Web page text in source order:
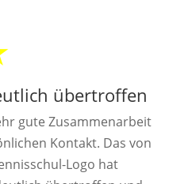
übertroffen
gute Zusammenarbeit
Kontakt. Das von
Logo hat